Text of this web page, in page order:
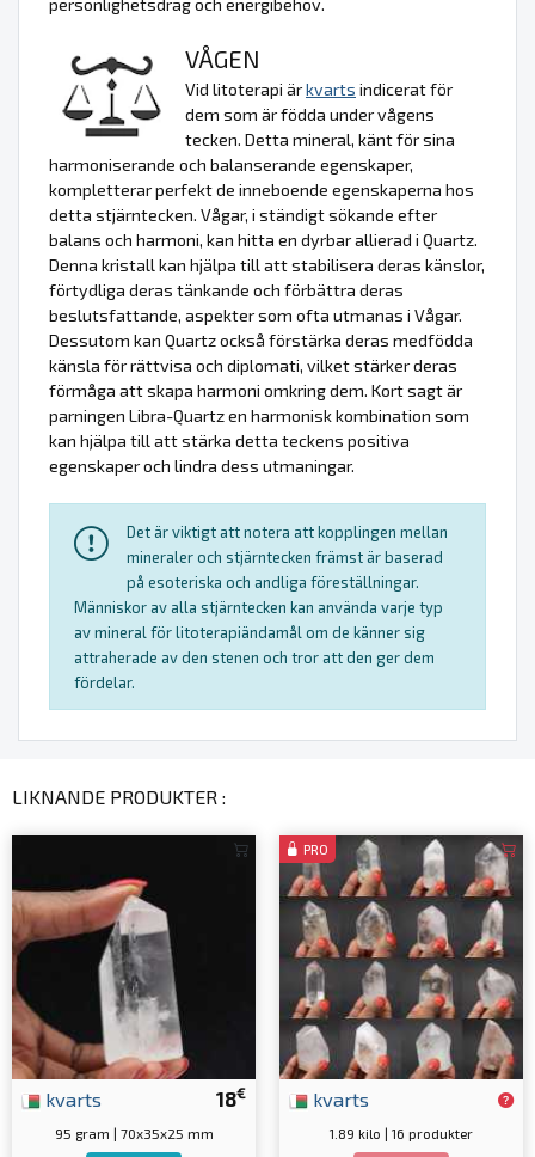
VÅGEN
Vid litoterapi ärkvarts indicerat för
dem som är födda under vågens
tecken. Detta mineral, känt för sina
harmoniserande och balanserande egenskaper,
kompletterar perfekt de inneboende egenskaperna hos
detta stjärntecken. Vågar, i ständigt sökande efter
balans och harmoni, kan hitta en dyrbar allierad i Quartz.
Denna kristall kan hjälpa till att stabilisera deras känslor,
förtydliga deras tänkande och förbättra deras
beslutsfattande, aspekter som ofta utmanas i Vågar.
Dessutom kan Quartz också förstärka deras medfödda
känsla för rättvisa och diplomati, vilket stärker deras
förmåga att skapa harmoni omkring dem. Kort sagt är
parningen Libra-Quartz en harmonisk kombination som
kan hjälpa till att stärka detta teckens positiva
egenskaper och lindra dess utmaningar.
Det är viktigt att notera att kopplingen mellan
mineraler och stjärntecken främst är baserad
på esoteriska och andliga föreställningar.
Människor av alla stjärntecken kan använda varje typ
av mineral för litoterapiändamål om de känner sig
attraherade av den stenen och tror att den ger dem
fördelar.
LIKNANDE PRODUKTER :
18€
kvarts
95 gram | 70x35x25 mm
PRO
kvarts
1.89 kilo | 16 produkter